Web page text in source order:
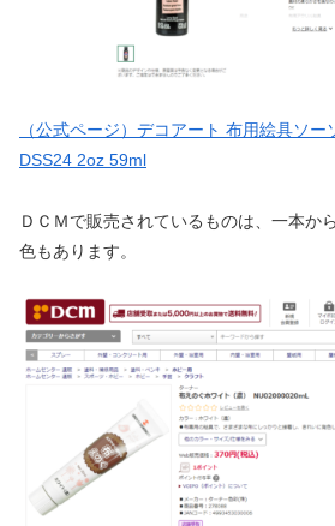
（公式ページ）デコアート 布用絵具ソ
DSS24 2oz 59ml
ＤＣＭで販売されているものは、一本か
色もあります。